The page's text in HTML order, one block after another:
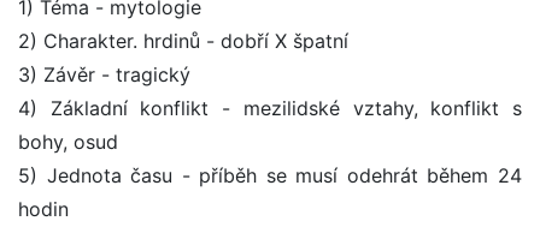
1) Téma - mytologie
2) Charakter. hrdinů - dobří X špatní
3) Závěr - tragický
4) Základní konflikt - mezilidské vztahy, konflikt s
bohy, osud
5) Jednota času - příběh se musí odehrát během 24
hodin